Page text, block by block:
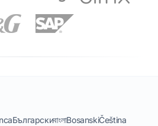
БългарскиবাংলাBosanskiČeština